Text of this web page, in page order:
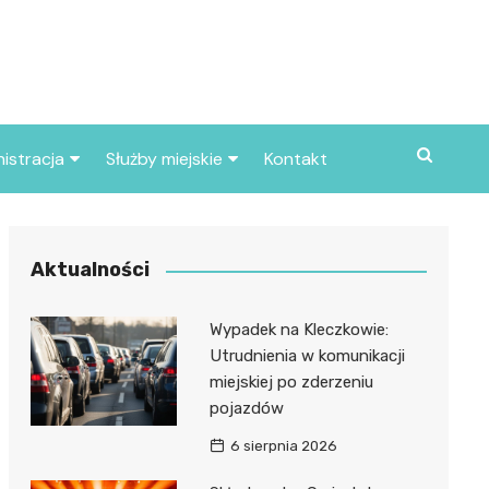
miasta
Służby miejskie
Policja
Kontakt
Aktualności
Wypadek na Kleczkowie:
Utrudnienia w komunikacji
miejskiej po zderzeniu
pojazdów
6 sierpnia 2026